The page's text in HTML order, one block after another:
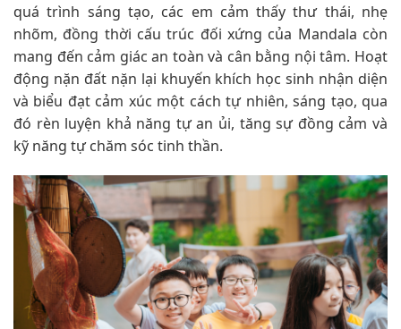
quá trình sáng tạo, các em cảm thấy thư thái, nhẹ
nhõm, đồng thời cấu trúc đối xứng của Mandala còn
mang đến cảm giác an toàn và cân bằng nội tâm. Hoạt
động nặn đất nặn lại khuyến khích học sinh nhận diện
và biểu đạt cảm xúc một cách tự nhiên, sáng tạo, qua
đó rèn luyện khả năng tự an ủi, tăng sự đồng cảm và
kỹ năng tự chăm sóc tinh thần.